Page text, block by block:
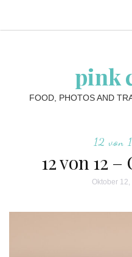
pink
FOOD, PHOTOS AND
12 von
12 von 12
Oktober 12,